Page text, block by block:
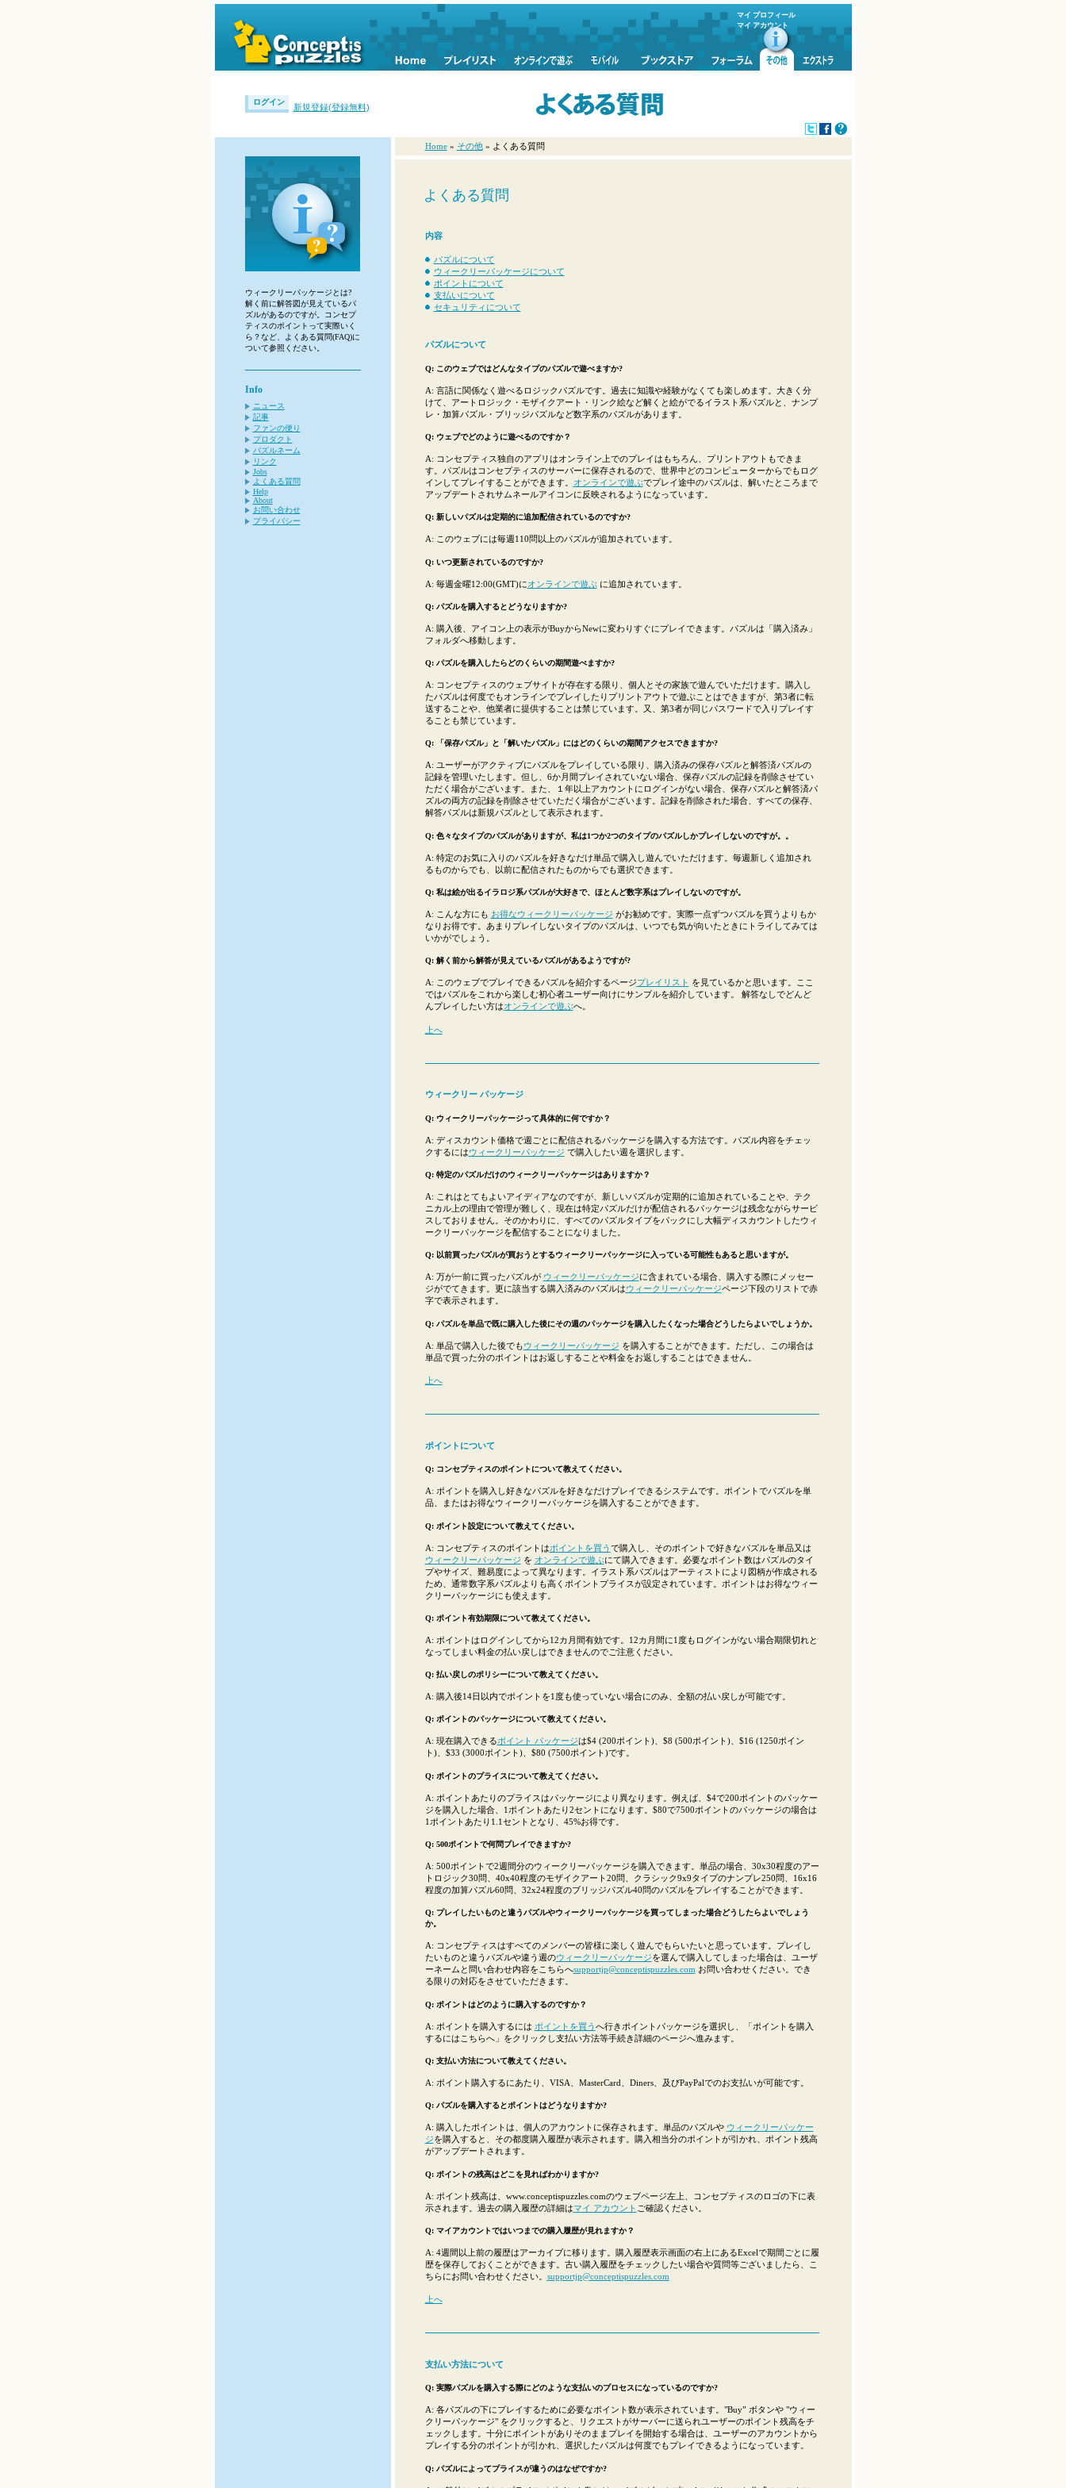
マイ プロフィール
マイ アカウント
ログイン
新規登録(登録無料)
ウィークリーパッケージとは?
解く前に解答図が見えているパ
ズルがあるのですが。コンセプ
ティスのポイントって実際いく
ら？など、よくある質問(FAQ)に
ついて参照ください。
Info
ニュース
記事
ファンの便り
プロダクト
パズルネーム
リンク
Jobs
よくある質問
Help
About
お問い合わせ
プライバシー
Home » その他 » よくある質問
よくある質問
内容
パズルについて
ウィークリーパッケージについて
ポイントについて
支払いについて
セキュリティについて
パズルについて
Q: このウェブではどんなタイプのパズルで遊べますか?
A: 言語に関係なく遊べるロジックパズルです。過去に知識や経験がなくても楽しめます。大きく分
けて、アートロジック・モザイクアート・リンク絵など解くと絵がでるイラスト系パズルと、ナンプ
レ・加算パズル・ブリッジパズルなど数字系のパズルがあります。
Q: ウェブでどのように遊べるのですか？
A: コンセプティス独自のアプリはオンライン上でのプレイはもちろん、プリントアウトもできま
す。パズルはコンセプティスのサーバーに保存されるので、世界中どのコンピューターからでもログ
インしてプレイすることができます。
オンラインで遊ぶでプレイ途中のパズルは、解いたところまで
アップデートされサムネールアイコンに反映されるようになっています。
Q: 新しいパズルは定期的に追加配信されているのですか?
A: このウェブには毎週110問以上のパズルが追加されています。
Q: いつ更新されているのですか?
A: 毎週金曜12:00(GMT)にオンラインで遊ぶに追加されています。
Q: パズルを購入するとどうなりますか?
A: 購入後、アイコン上の表示がBuyからNewに変わりすぐにプレイできます。パズルは「購入済み」
フォルダへ移動します。
Q: パズルを購入したらどのくらいの期間遊べますか?
A: コンセプティスのウェブサイトが存在する限り、個人とその家族で遊んでいただけます。購入し
たパズルは何度でもオンラインでプレイしたりプリントアウトで遊ぶことはできますが、第3者に転
送することや、他業者に提供することは禁じています。又、第3者が同じパスワードで入りプレイす
ることも禁じています。
Q: 「保存パズル」と「解いたパズル」にはどのくらいの期間アクセスできますか?
A: ユーザーがアクティブにパズルをプレイしている限り、購入済みの保存パズルと解答済パズルの
記録を管理いたします。但し、6か月間プレイされていない場合、保存パズルの記録を削除させてい
ただく場合がございます。また、１年以上アカウントにログインがない場合、保存パズルと解答済パ
ズルの両方の記録を削除させていただく場合がございます。記録を削除された場合、すべての保存、
解答パズルは新規パズルとして表示されます。
Q: 色々なタイプのパズルがありますが、私は1つか2つのタイプのパズルしかプレイしないのですが。。
A: 特定のお気に入りのパズルを好きなだけ単品で購入し遊んでいただけます。毎週新しく追加され
るものからでも、以前に配信されたものからでも選択できます。
Q: 私は絵が出るイラロジ系パズルが大好きで、ほとんど数字系はプレイしないのですが。
A: こんな方にも お得なウィークリーパッケージ がお勧めです。実際一点ずつパズルを買うよりもか
なりお得です。あまりプレイしないタイプのパズルは、いつでも気が向いたときにトライしてみては
いかがでしょう。
Q: 解く前から解答が見えているパズルがあるようですが?
A: このウェブでプレイできるパズルを紹介するページプレイリスト を見ているかと思います。ここ
ではパズルをこれから楽しむ初心者ユーザー向けにサンプルを紹介しています。 解答なしでどんど
んプレイしたい方はオンラインで遊ぶへ。
上へ
ウィークリー パッケージ
Q: ウィークリーパッケージって具体的に何ですか？
A: ディスカウント価格で週ごとに配信されるパッケージを購入する方法です。パズル内容をチェッ
クするにはウィークリーパッケージ で購入したい週を選択します。
Q: 特定のパズルだけのウィークリーパッケージはありますか？
A: これはとてもよいアイディアなのですが、新しいパズルが定期的に追加されていることや、テク
ニカル上の理由で管理が難しく、現在は特定パズルだけが配信されるパッケージは残念ながらサービ
スしておりません。そのかわりに、すべてのパズルタイプをパックにし大幅ディスカウントしたウィ
ークリーパッケージを配信することになりました。
Q: 以前買ったパズルが買おうとするウィークリーパッケージに入っている可能性もあると思いますが。
A: 万が一前に買ったパズルが ウィークリーパッケージに含まれている場合、購入する際にメッセー
ジがでてきます。更に該当する購入済みのパズルはウィークリーパッケージページ下段のリストで赤
字で表示されます。
Q: パズルを単品で既に購入した後にその週のパッケージを購入したくなった場合どうしたらよいでしょうか。
A: 単品で購入した後でもウィークリーパッケージ を購入することができます。ただし、この場合は
単品で買った分のポイントはお返しすることや料金をお返しすることはできません。
上へ
ポイントについて
Q: コンセプティスのポイントについて教えてください。
A: ポイントを購入し好きなパズルを好きなだけプレイできるシステムです。ポイントでパズルを単
品、またはお得なウィークリーパッケージを購入することができます。
Q: ポイント設定について教えてください。
A: コンセプティスのポイントはポイントを買う で購入し、そのポイントで好きなパズルを単品又は
ウィークリーパッケージ を オンラインで遊ぶにて購入できます。必要なポイント数はパズルのタイ
プやサイズ、難易度によって異なります。イラスト系パズルはアーティストにより図柄が作成される
ため、通常数字系パズルよりも高くポイントプライスが設定されています。ポイントはお得なウィー
クリーパッケージにも使えます。
Q: ポイント有効期限について教えてください。
A: ポイントはログインしてから12カ月間有効です。12カ月間に1度もログインがない場合期限切れと
なってしまい料金の払い戻しはできませんのでご注意ください。
Q: 払い戻しのポリシーについて教えてください。
A: 購入後14日以内でポイントを1度も使っていない場合にのみ、全額の払い戻しが可能です。
Q: ポイントのパッケージについて教えてください。
A: 現在購入できるポイント パッケージは$4 (200ポイント)、$8 (500ポイント)、$16 (1250ポイン
ト)、$33 (3000ポイント)、$80 (7500ポイント)です。
Q: ポイントのプライスについて教えてください。
A: ポイントあたりのプライスはパッケージにより異なります。例えば、$4で200ポイントのパッケー
ジを購入した場合、1ポイントあたり2セントになります。$80で7500ポイントのパッケージの場合は
1ポイントあたり1.1セントとなり、45%お得です。
Q: 500ポイントで何問プレイできますか?
A: 500ポイントで2週間分のウィークリーパッケージを購入できます。単品の場合、30x30程度のアー
トロジック30問、40x40程度のモザイクアート20問、クラシック9x9タイプのナンプレ250問、16x16
程度の加算パズル60問、32x24程度のブリッジパズル40問のパズルをプレイすることができます。
Q: プレイしたいものと違うパズルやウィークリーパッケージを買ってしまった場合どうしたらよいでしょう
か。
A: コンセプティスはすべてのメンバーの皆様に楽しく遊んでもらいたいと思っています。プレイし
たいものと違うパズルや違う週のウィークリーパッケージを選んで購入してしまった場合は、ユーザ
ーネームと問い合わせ内容をこちらへsupportjp@conceptispuzzles.com お問い合わせください。でき
る限りの対応をさせていただきます。
Q: ポイントはどのように購入するのですか？
A: ポイントを購入するには ポイントを買う へ行きポイントパッケージを選択し、「ポイントを購入
するにはこちらへ」をクリックし支払い方法等手続き詳細のページへ進みます。
Q: 支払い方法について教えてください。
A: ポイント購入するにあたり、VISA、MasterCard、Diners、及びPayPalでのお支払いが可能です。
Q: パズルを購入するとポイントはどうなりますか?
A: 購入したポイントは、個人のアカウントに保存されます。単品のパズルや ウィークリーパッケー
ジを購入すると、その都度購入履歴が表示されます。購入相当分のポイントが引かれ、ポイント残高
がアップデートされます。
Q: ポイントの残高はどこを見ればわかりますか?
A: ポイント残高は、www.conceptispuzzles.comのウェブページ左上、コンセプティスのロゴの下に表
示されます。過去の購入履歴の詳細はマイ アカウント ご確認ください。
Q: マイアカウントではいつまでの購入履歴が見れますか？
A: 4週間以上前の履歴はアーカイブに移ります。購入履歴表示画面の右上にあるExcelで期間ごとに履
歴を保存しておくことができます。古い購入履歴をチェックしたい場合や質問等ございましたら、こ
ちらにお問い合わせください。 supportjp@conceptispuzzles.com
上へ
支払い方法について
Q: 実際パズルを購入する際にどのような支払いのプロセスになっているのですか?
A: 各パズルの下にプレイするために必要なポイント数が表示されています。"Buy” ボタンや "ウィー
クリーパッケージ" をクリックすると、リクエストがサーバーに送られユーザーのポイント残高をチ
ェックします。十分にポイントがありそのままプレイを開始する場合は、ユーザーのアカウントから
プレイする分のポイントが引かれ、選択したパズルは何度でもプレイできるようになっています。
Q: パズルによってプライスが違うのはなぜですか?